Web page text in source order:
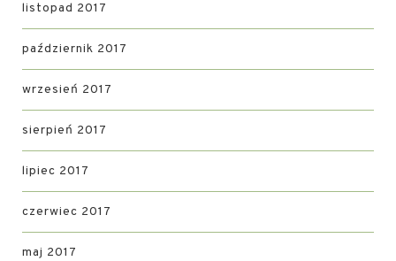
listopad 2017
październik 2017
wrzesień 2017
sierpień 2017
lipiec 2017
czerwiec 2017
maj 2017